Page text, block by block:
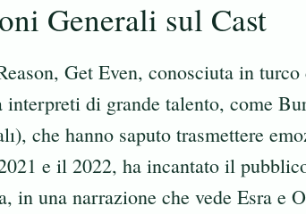
Generali sul Cast
Get Even, conosciuta in
interpreti di grande talento, come
che hanno saputo trasmettere
e il 2022, ha incantato il
in una narrazione che vede Esra e